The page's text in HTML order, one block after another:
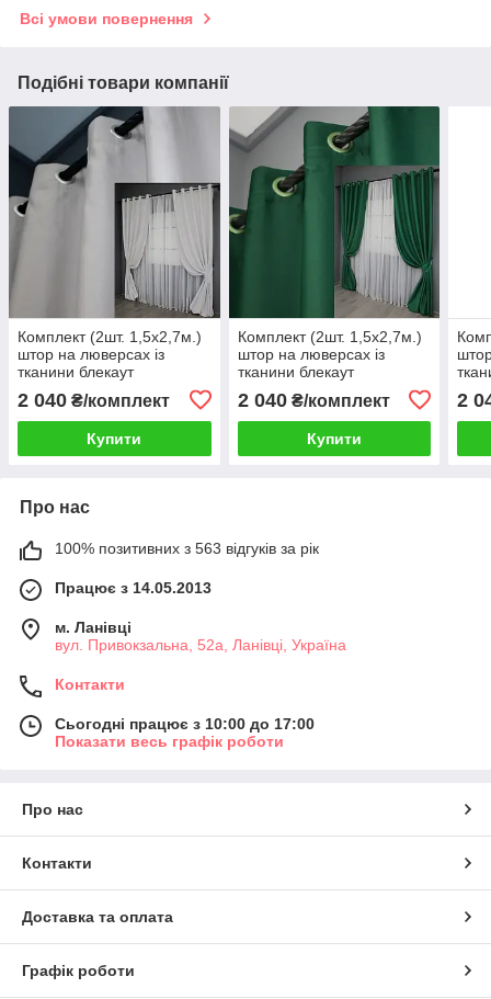
Всі умови повернення
Подібні товари компанії
Комплект (2шт. 1,5х2,7м.)
штор на люверсах із
тканини блекаут
сірий. Код 1223ш 37-0112
2 040 ₴/комплект
Купити
Комплект (2шт. 1,5х2,7м.)
штор на люверсах із
тканини блекаут
"Midnight". Колір зелений.
Код 1398ш 37-0138
2 040₴/комплект
Купити
Код
2
Про нас
100% позитивних з 563 відгуків за рік
Працює з 14.05.2013
м. Ланівці
вул. Привокзальна, 52а, Ланівці, Україна
Контакти
Сьогодні працює з 10:00 до 17:00
Показати весь графік роботи
Про нас
Контакти
Доставка та оплата
Графік роботи